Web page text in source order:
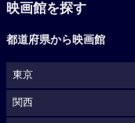
映画館を探す
都道府県から映画館
東京
関西